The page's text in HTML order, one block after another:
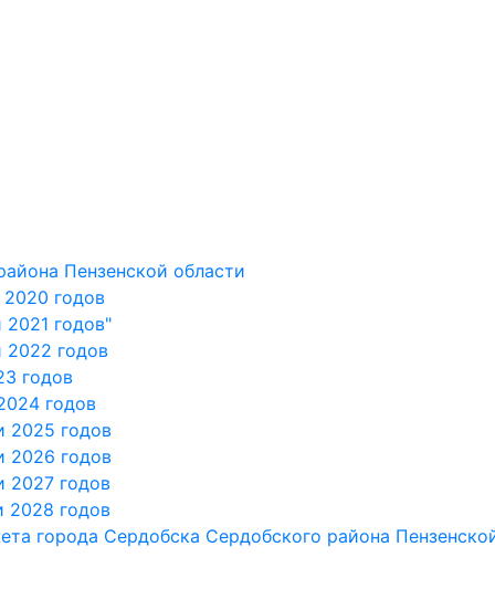
Пензенской области
годов
годов"
2022 годов
годов
годов
2025 годов
2026 годов
2027 годов
2028 годов
города Сердобска Сердобского района